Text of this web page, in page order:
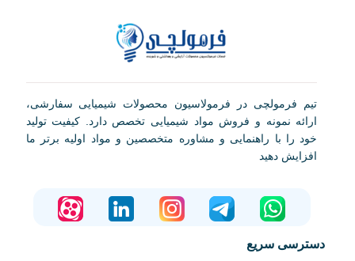
تیم فرمولچی در فرمولاسیون محصولات شیمیایی سفارشی،
ارائه نمونه و فروش مواد شیمیایی تخصص دارد. کیفیت تولید
خود را با راهنمایی و مشاوره متخصصین و مواد اولیه برتر ما
افزایش دهید
دسترسی سریع